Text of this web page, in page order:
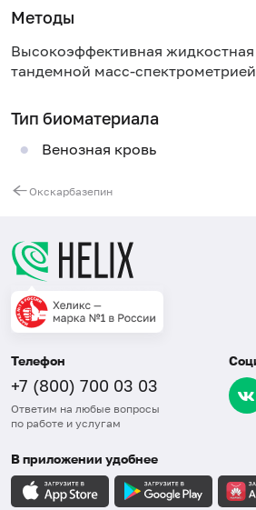
Методы
Высокоэффективная
тандемной масс-спектрометрией
Тип биоматериала
Венозная кровь
Окскарбазепин
Телефон
+7 (800) 700 03 03
Ответим на любые вопросы
по работе и услугам
В приложении удобнее